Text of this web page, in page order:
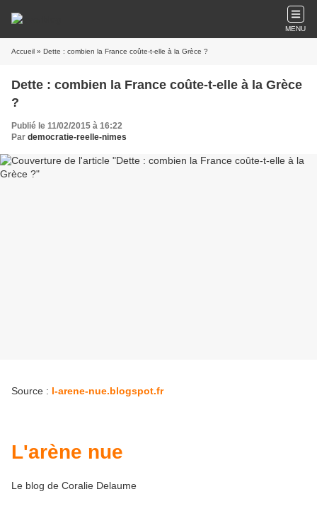
MENU
Accueil » Dette : combien la France coûte-t-elle à la Grèce ?
Dette : combien la France coûte-t-elle à la Grèce
?
Publié le 11/02/2015 à 16:22
Par democratie-reelle-nimes
Source : l-arene-nue.blogspot.fr
L'arène nue
Le blog de Coralie Delaume